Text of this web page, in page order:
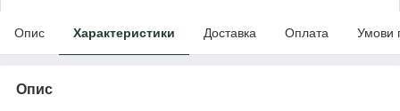
Опис Характеристики Доставка Оплата Умови
Опис